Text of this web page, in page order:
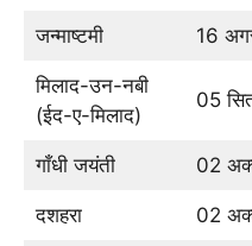
जन्माष्टमी 16
मिलाद-उन-नबी
(ईद-ए-मिलाद)
05
गाँधी जयंती 02
दशहरा 02